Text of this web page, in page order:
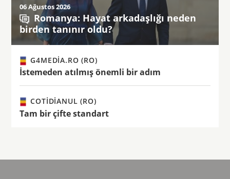
06 Ağustos 2026
Romanya: Hayat arkadaşlığı neden
birden tanınır oldu?
G4MEDIA.RO (RO)
İstemeden atılmış önemli bir adım
COTIDIANUL (RO)
Tam bir çifte standart